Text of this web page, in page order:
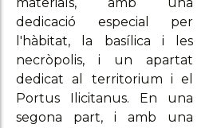
dedicació especial per
l'hàbitat, la basílica i les
necròpolis, i un apartat
dedicat al territorium i el
Portus Ilicitanus. En una
segona part, i amb una